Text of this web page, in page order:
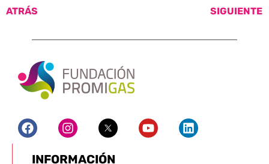
ATRÁS SIGUIENTE
INFORMACIÓN